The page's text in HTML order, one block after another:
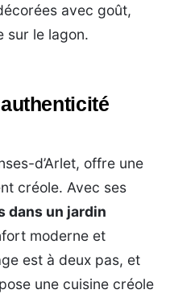
avec goût,
sur le lagon.
d’Arlet, offre une
créole. Avec ses
dans un jardin
moderne et
est à deux pas, et
une cuisine créole